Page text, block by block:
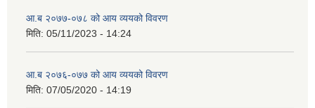
आ.ब २०७७-०७८ को आय व्ययको विवरण
मिति: 05/11/2023 - 14:24
आ.ब २०७६-०७७ को आय व्ययको विवरण
मिति: 07/05/2020 - 14:19